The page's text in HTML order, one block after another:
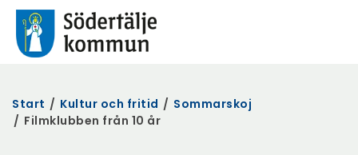
Start / Kultur och fritid / Sommarskoj
/ Filmklubben från 10 år